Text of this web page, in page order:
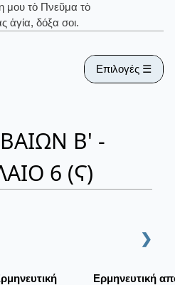
μου τὸ Πνεῦμα τὸ
ἁγία, δόξα σοι.
Επιλογές ☰
Β' -
6 (Ϛ)
❯
Ερμηνευτική